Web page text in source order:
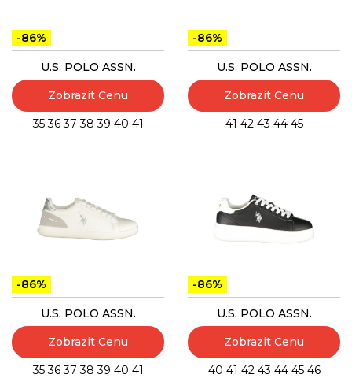
-86%
U.S. POLO ASSN.
Zobrazit Cenu
35 36 37 38 39 40 41
-86%
U.S. POLO ASSN.
Zobrazit Cenu
41 42 43 44 45
-86%
U.S. POLO ASSN.
Zobrazit Cenu
35 36 37 38 39 40 41
-86%
U.S. POLO ASSN.
Zobrazit Cenu
40 41 42 43 44 45 46